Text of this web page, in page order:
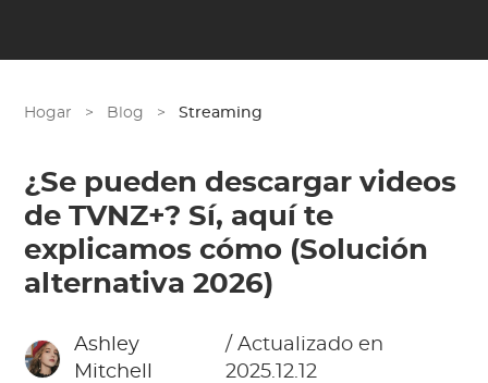
Hogar > Blog > Streaming
¿Se pueden descargar videos
de TVNZ+? Sí, aquí te
explicamos cómo (Solución
alternativa 2026)
Ashley
Mitchell
/ Actualizado en
2025.12.12